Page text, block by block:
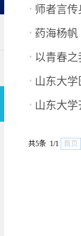
· 师者言
· 药海杨
· 以青春
· 山东大
· 山东大
共5条 1/1 首页